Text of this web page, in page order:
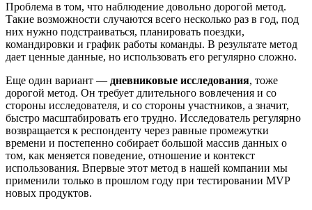
Проблема в том, что наблюдение довольно дорогой метод.
Такие возможности случаются всего несколько раз в год, под
них нужно подстраиваться, планировать поездки,
командировки и график работы команды. В результате метод
дает ценные данные, но использовать его регулярно сложно.
Еще один вариант — дневниковые исследования, тоже
дорогой метод. Он требует длительного вовлечения и со
стороны исследователя, и со стороны участников, а значит,
быстро масштабировать его трудно. Исследователь регулярно
возвращается к респонденту через равные промежутки
времени и постепенно собирает большой массив данных о
том, как меняется поведение, отношение и контекст
использования. Впервые этот метод в нашей компании мы
применили только в прошлом году при тестировании MVP
новых продуктов.